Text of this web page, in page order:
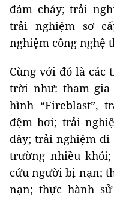
đám cháy; trải
trải nghiệm sơ
nghiệm công nghệ
Cùng với đó là các
trời như: tham
hình “Fireblast”,
đệm hơi; trải
dây; trải nghiệm di
trường nhiều
cứu người bị nạn;
nạn; thực hành